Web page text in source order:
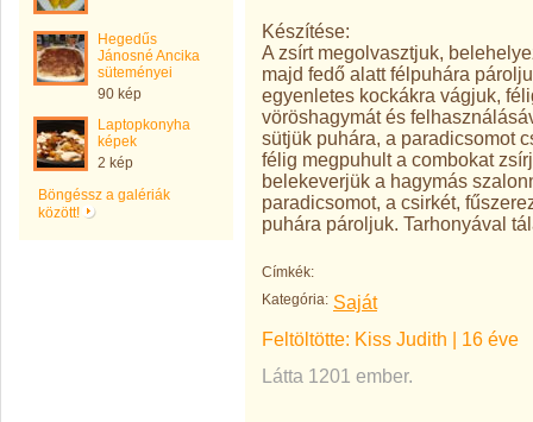
Hegedűs
Jánosné Ancika
süteményei
90 kép
Laptopkonyha
képek
2 kép
Böngéssz a galériák
között!
Készítése:
A zsírt megolvasztjuk,
majd fedő alatt félpuhára
egyenletes kockákra vágjuk,
vöröshagymát és
sütjük puhára, a paradicsomot
félig megpuhult a combokat
belekeverjük a hagymás
paradicsomot, a csirkét,
puhára pároljuk. Tarhonyával
Címkék:
Kategória: Saját
Feltöltötte: Kiss Judith | 16 éve
Látta 1201 ember.